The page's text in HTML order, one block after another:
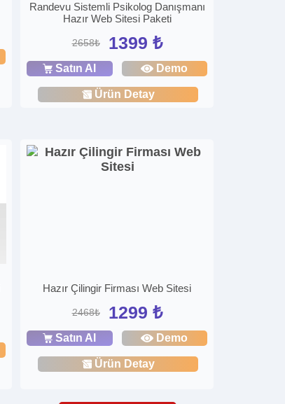
Randevu Sistemli Psikolog Danışmanı
Hazır Web Sitesi Paketi
2658₺ 1399 ₺
Satın Al Demo
Ürün Detay
Hazır Çilingir Firması Web Sitesi
2468₺ 1299 ₺
Satın Al Demo
Ürün Detay